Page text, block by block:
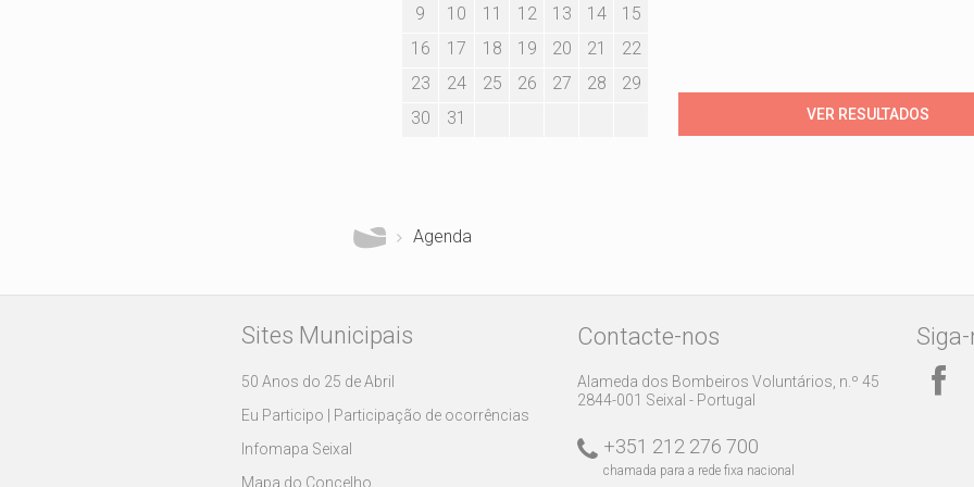
9 10 11 12 13 14
15
16
17 18 19 20 21
22
23
24 25 26 27 28
29
30
31
Agenda
Sites Municipais
50 Anos do 25 de Abril
Eu Participo | Participação de ocorrências
Infomapa Seixal
Mapa do Concelho
Contacte-nos
Alameda dos Bombeiros Voluntários, n.º 45
2844-001 Seixal - Portugal
+351 212 276 700
chamada para a rede fixa nacional